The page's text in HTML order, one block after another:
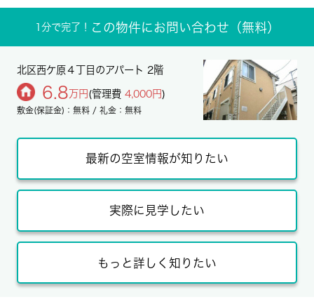
1分で完了！ この物件にお問い合わせ（無料）
北区西ケ原４丁目のアパート 2階
6.8 万円 (管理費 4,000円)
敷金(保証金)：無料 / 礼金：無料
最新の空室情報が知りたい
実際に見学したい
もっと詳しく知りたい